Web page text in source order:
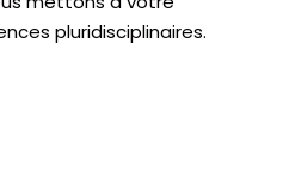
pluridisciplinaires.